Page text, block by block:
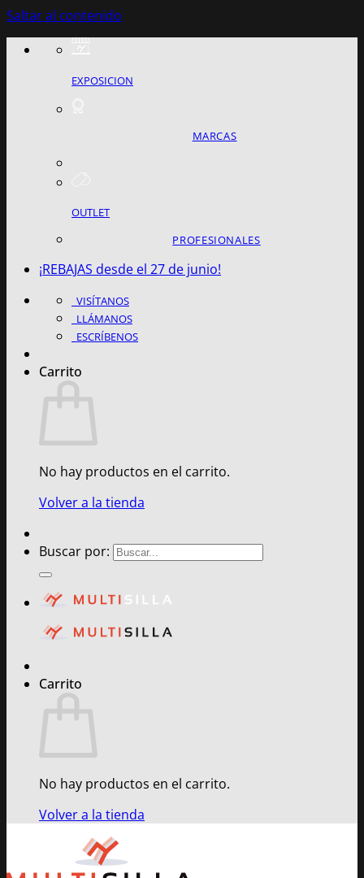
Saltar al contenido
EXPOSICION
MARCAS
OUTLET
PROFESIONALES
¡REBAJAS desde el 27 de junio!
VISÍTANOS
LLÁMANOS
ESCRÍBENOS
Carrito
No hay productos en el carrito.
Volver a la tienda
Buscar por:
Carrito
No hay productos en el carrito.
Volver a la tienda